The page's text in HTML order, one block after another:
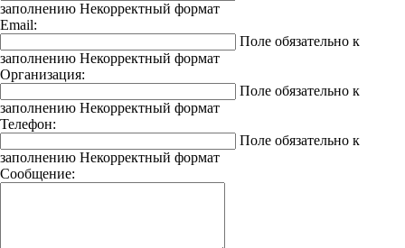
заполнению Некорректный формат
Email:
Поле обязательно к
заполнению Некорректный формат
Организация:
Поле обязательно к
заполнению Некорректный формат
Телефон:
Поле обязательно к
заполнению Некорректный формат
Сообщение: